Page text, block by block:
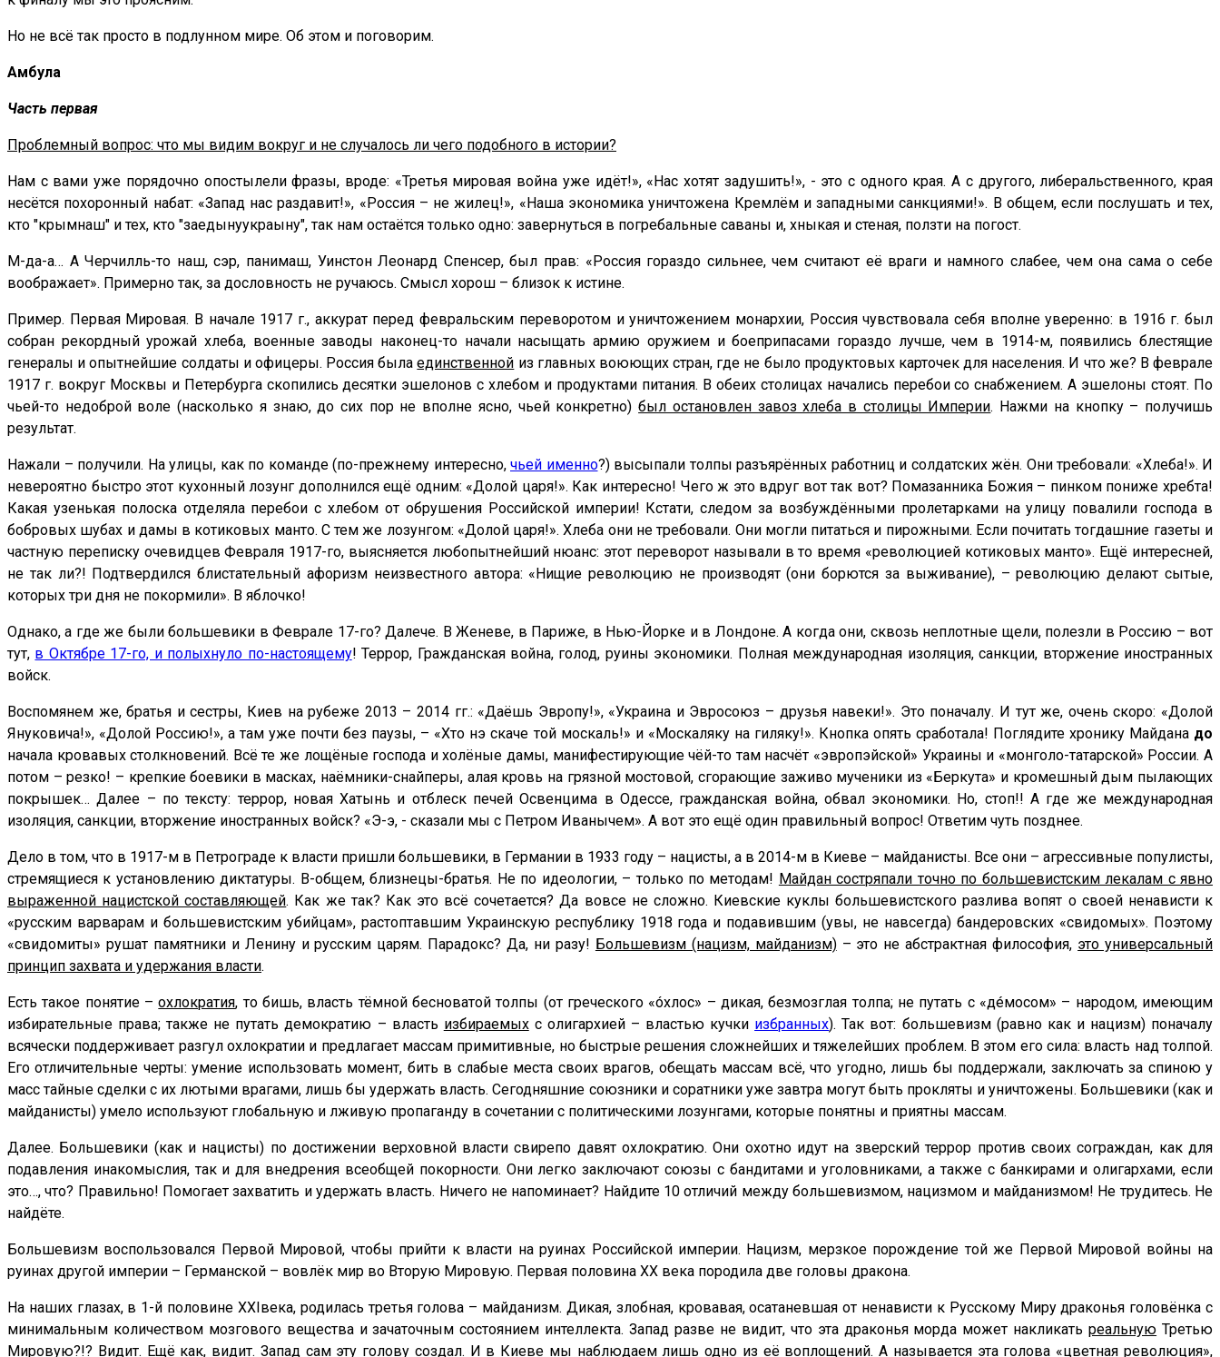
Но не всё так просто в подлунном мире. Об этом и поговорим.
Амбула
Часть первая
Проблемный вопрос: что мы видим вокруг и не случалось ли чего подобного в истории?
Нам с вами уже порядочно опостылели фразы, вроде: «Третья мировая война уже идёт!», «Нас хотят задушить!», - это с одного края. А с другого, либеральственного, края
несётся похоронный набат: «Запад нас раздавит!», «Россия – не жилец!», «Наша экономика уничтожена Кремлём и западными санкциями!». В общем, если послушать и тех,
кто "крымнаш" и тех, кто "заедынуукраыну", так нам остаётся только одно: завернуться в погребальные саваны и, хныкая и стеная, ползти на погост.
М-да-а… А Черчилль-то наш, сэр, панимаш, Уинстон Леонард Спенсер, был прав: «Россия гораздо сильнее, чем считают её враги и намного слабее, чем она сама о себе
воображает». Примерно так, за дословность не ручаюсь. Смысл хорош – близок к истине.
Пример. Первая Мировая. В начале 1917 г., аккурат перед февральским переворотом и уничтожением монархии, Россия чувствовала себя вполне уверенно: в 1916 г. был
собран рекордный урожай хлеба, военные заводы наконец-то начали насыщать армию оружием и боеприпасами гораздо лучше, чем в 1914-м, появились блестящие
генералы и опытнейшие солдаты и офицеры. Россия былаединственной из главных воюющих стран, где не было продуктовых карточек для населения. И что же? В феврале
1917 г. вокруг Москвы и Петербурга скопились десятки эшелонов с хлебом и продуктами питания. В обеих столицах начались перебои со снабжением. А эшелоны стоят. По
чьей-то недоброй воле (насколько я знаю, до сих пор не вполне ясно, чьей конкретно)был остановлен завоз хлеба в столицы Империи. Нажми на кнопку – получишь
результат.
Нажали – получили. На улицы, как по команде (по-прежнему интересно, чьей именно?) высыпали толпы разъярённых работниц и солдатских жён. Они требовали: «Хлеба!». И
невероятно быстро этот кухонный лозунг дополнился ещё одним: «Долой царя!». Как интересно! Чего ж это вдруг вот так вот? Помазанника Божия – пинком пониже хребта!
Какая узенькая полоска отделяла перебои с хлебом от обрушения Российской империи! Кстати, следом за возбуждёнными пролетарками на улицу повалили господа в
бобровых шубах и дамы в котиковых манто. С тем же лозунгом: «Долой царя!». Хлеба они не требовали. Они могли питаться и пирожными. Если почитать тогдашние газеты и
частную переписку очевидцев Февраля 1917-го, выясняется любопытнейший нюанс: этот переворот называли в то время «революцией котиковых манто». Ещё интересней,
не так ли?! Подтвердился блистательный афоризм неизвестного автора: «Нищие революцию не производят (они борются за выживание), – революцию делают сытые,
которых три дня не покормили». В яблочко!
Однако, а где же были большевики в Феврале 17-го? Далече. В Женеве, в Париже, в Нью-Йорке и в Лондоне. А когда они, сквозь неплотные щели, полезли в Россию – вот
тут, в Октябре 17-го, и полыхнуло по-настоящему! Террор, Гражданская война, голод, руины экономики. Полная международная изоляция, санкции, вторжение иностранных
войск.
Воспомянем же, братья и сестры, Киев на рубеже 2013 – 2014 гг.: «Даёшь Эвропу!», «Украина и Эвросоюз – друзья навеки!». Это поначалу. И тут же, очень скоро: «Долой
Януковича!», «Долой Россию!», а там уже почти без паузы, – «Хто нэ скаче той москаль!» и «Москаляку на гиляку!». Кнопка опять сработала! Поглядите хронику Майдана до
начала кровавых столкновений. Всё те же лощёные господа и холёные дамы, манифестирующие чёй-то там насчёт «эвропэйской» Украины и «монголо-татарской» России. А
потом – резко! – крепкие боевики в масках, наёмники-снайперы, алая кровь на грязной мостовой, сгорающие заживо мученики из «Беркута» и кромешный дым пылающих
покрышек… Далее – по тексту: террор, новая Хатынь и отблеск печей Освенцима в Одессе, гражданская война, обвал экономики. Но, стоп!! А где же международная
изоляция, санкции, вторжение иностранных войск? «Э-э, - сказали мы с Петром Иванычем». А вот это ещё один правильный вопрос! Ответим чуть позднее.
Дело в том, что в 1917-м в Петрограде к власти пришли большевики, в Германии в 1933 году – нацисты, а в 2014-м в Киеве – майданисты. Все они – агрессивные популисты,
стремящиеся к установлению диктатуры. В-общем, близнецы-братья. Не по идеологии, – только по методам! Майдан состряпали точно по большевистским лекалам с явно
выраженной нацистской составляющей. Как же так? Как это всё сочетается? Да вовсе не сложно. Киевские куклы большевистского разлива вопят о своей ненависти к
«русским варварам и большевистским убийцам», растоптавшим Украинскую республику 1918 года и подавившим (увы, не навсегда) бандеровских «свидомых». Поэтому
«свидомиты» рушат памятники и Ленину и русским царям. Парадокс? Да, ни разу! Большевизм (нацизм, майданизм)– это не абстрактная философия, это универсальный
принцип захвата и удержания власти.
Есть такое понятие –охлократия, то бишь, власть тёмной бесноватой толпы (от греческого «óхлос» – дикая, безмозглая толпа; не путать с «дéмосом» – народом, имеющим
избирательные права; также не путать демократию – власть избираемыхс олигархией – властью кучки избранных). Так вот: большевизм (равно как и нацизм) поначалу
всячески поддерживает разгул охлократии и предлагает массам примитивные, но быстрые решения сложнейших и тяжелейших проблем. В этом его сила: власть над толпой.
Его отличительные черты: умение использовать момент, бить в слабые места своих врагов, обещать массам всё, что угодно, лишь бы поддержали, заключать за спиною у
масс тайные сделки с их лютыми врагами, лишь бы удержать власть. Сегодняшние союзники и соратники уже завтра могут быть прокляты и уничтожены. Большевики (как и
майданисты) умело используют глобальную и лживую пропаганду в сочетании с политическими лозунгами, которые понятны и приятны массам.
Далее. Большевики (как и нацисты) по достижении верховной власти свирепо давят охлократию. Они охотно идут на зверский террор против своих сограждан, как для
подавления инакомыслия, так и для внедрения всеобщей покорности. Они легко заключают союзы с бандитами и уголовниками, а также с банкирами и олигархами, если
это…, что? Правильно! Помогает захватить и удержать власть. Ничего не напоминает? Найдите 10 отличий между большевизмом, нацизмом и майданизмом! Не трудитесь. Не
найдёте.
Большевизм воспользовался Первой Мировой, чтобы прийти к власти на руинах Российской империи. Нацизм, мерзкое порождение той же Первой Мировой войны на
руинах другой империи – Германской – вовлёк мир во Вторую Мировую. Первая половина ХХ века породила две головы дракона.
На наших глазах, в 1-й половине XXI века, родилась третья голова – майданизм. Дикая, злобная, кровавая, осатаневшая от ненависти к Русскому Миру драконья головёнка с
минимальным количеством мозгового вещества и зачаточным состоянием интеллекта. Запад разве не видит, что эта драконья морда может накликатьреальную Третью
Мировую?!? Видит. Ещё как, видит. Запад сам эту голову создал. И в Киеве мы наблюдаем лишь одно из её воплощений. А называется эта голова «цветная революция»,